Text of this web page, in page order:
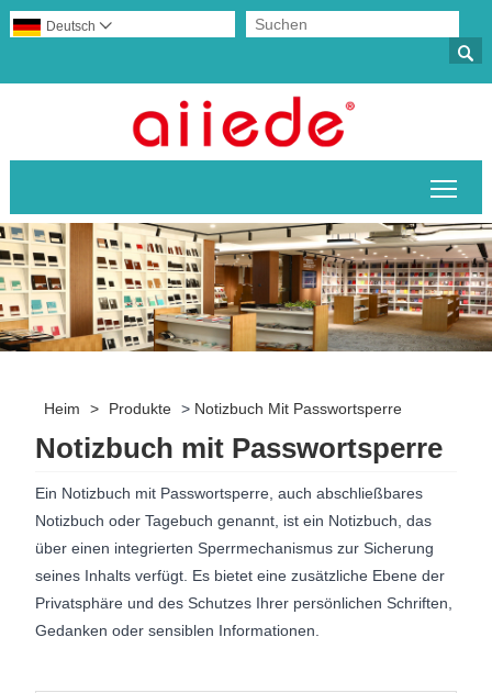

Deutsch 
Heim > Produkte > Notizbuch Mit Passwortsperre
Notizbuch mit Passwortsperre
Ein Notizbuch mit Passwortsperre, auch abschließbares
Notizbuch oder Tagebuch genannt, ist ein Notizbuch, das
über einen integrierten Sperrmechanismus zur Sicherung
seines Inhalts verfügt. Es bietet eine zusätzliche Ebene der
Privatsphäre und des Schutzes Ihrer persönlichen Schriften,
Gedanken oder sensiblen Informationen.